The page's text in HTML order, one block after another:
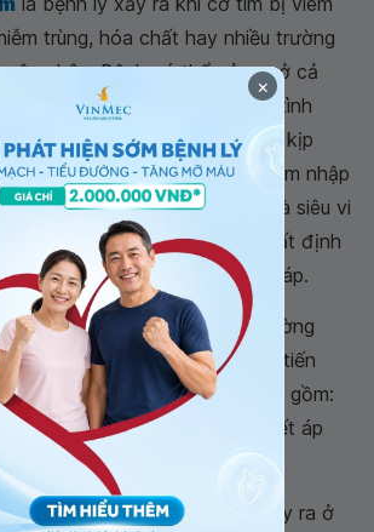
trùng, hóa chất hay nhiều trường
nhân. Bệnh có thể xảy ra ở cả
không bị bệnh tim. Bệnh gây tình
không phát hiện và điều trị kịp
bệnhviêm cơ timlà do sự xâm nhập
trùng tấn công cơ thể, nhất là siêu vi
sử dụng một số loại thuốc nhất định
sự gia tăng hormone tuyến giáp.
cơ tim ở giai đoạn đầu thường
và triệu chứng. Khi tình trạng tiến
và triệu chứng xuất hiện bao gồm:
đau ngực, sưng chân, huyết áp
sẽ gây ra đột tử và có thể xảy ra ở
×